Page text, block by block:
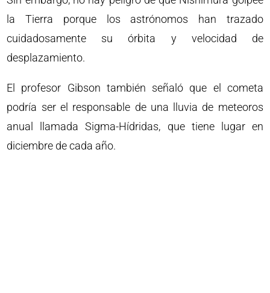
la Tierra porque los astrónomos han trazado
cuidadosamente su órbita y velocidad de
desplazamiento.
El profesor Gibson también señaló que el cometa
podría ser el responsable de una lluvia de meteoros
anual llamada Sigma-Hídridas, que tiene lugar en
diciembre de cada año.